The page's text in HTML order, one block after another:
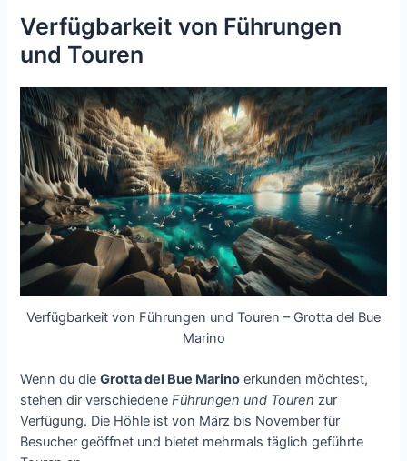
Verfügbarkeit von Führungen
und Touren
Verfügbarkeit von Führungen und Touren – Grotta del Bue
Marino
Wenn du dieGrotta del Bue Marino erkunden möchtest,
stehen dir verschiedeneFührungen und Touren zur
Verfügung. Die Höhle ist von März bis November für
Besucher geöffnet und bietet mehrmals täglich geführte